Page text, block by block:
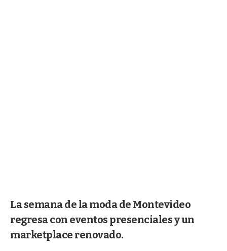
La semana de la moda de Montevideo
regresa con eventos presenciales y un
marketplace renovado.